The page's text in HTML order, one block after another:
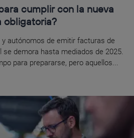
cumplir con la nueva
obligatoria?
autónomos de emitir facturas de
demora hasta mediados de 2025.
para prepararse, pero aquellos...